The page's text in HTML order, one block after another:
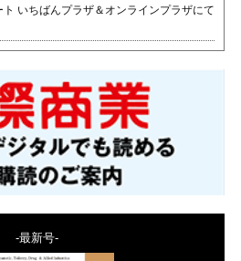
いちばんプラザ＆オンラインプラザにて
-最新号-